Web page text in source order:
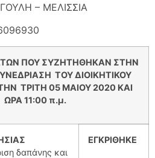
– ΜΕΛΙΣΣΙΑ
ΠΟΥ ΣΥΖΗΤΗΘΗΚΑΝ ΣΤΗΝ
ΤΟΥ ΔΙΟΙΚΗΤΙΚΟΥ
ΤΡΙΤΗ 05 ΜΑΙΟΥ 2020 KAI
ΩΡΑ 11:00 π.μ.
δαπάνης και
ΕΓΚΡΙΘΗΚΕ